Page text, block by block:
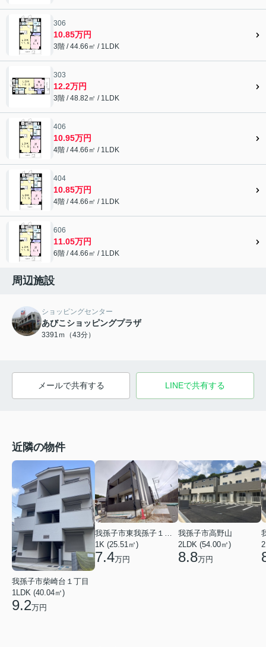
306
10.85万円
3階 / 44.66㎡ / 1LDK
303
12.2万円
3階 / 48.82㎡ / 1LDK
406
10.95万円
4階 / 44.66㎡ / 1LDK
404
10.85万円
4階 / 44.66㎡ / 1LDK
606
11.05万円
6階 / 44.66㎡ / 1LDK
周辺施設
ショッピングセンター
あびこショッピングプラザ
3391ｍ（43分）
メールで共有する LINEで共有する
近隣の物件
我孫子市柴崎台１丁目
1LDK (40.04㎡)
9.2万円
1K (25.51㎡)
7.4万円
我孫子市高野山
2LDK (54.00㎡)
8.8万円